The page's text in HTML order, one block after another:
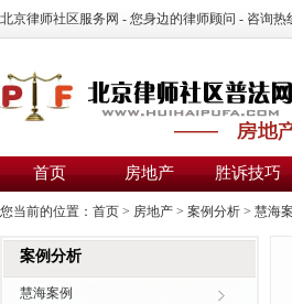
北京律师社区服务网 - 您身边的律师顾问 - 咨询热
首页 房地产 胜诉技巧
您当前的位置： 首页 > 房地产 > 案例分析 > 慧海
案例分析
慧海案例